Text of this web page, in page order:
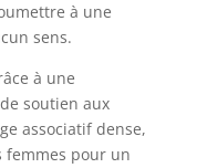
à une
sens.
à une
soutien aux
associatif dense,
femmes pour un